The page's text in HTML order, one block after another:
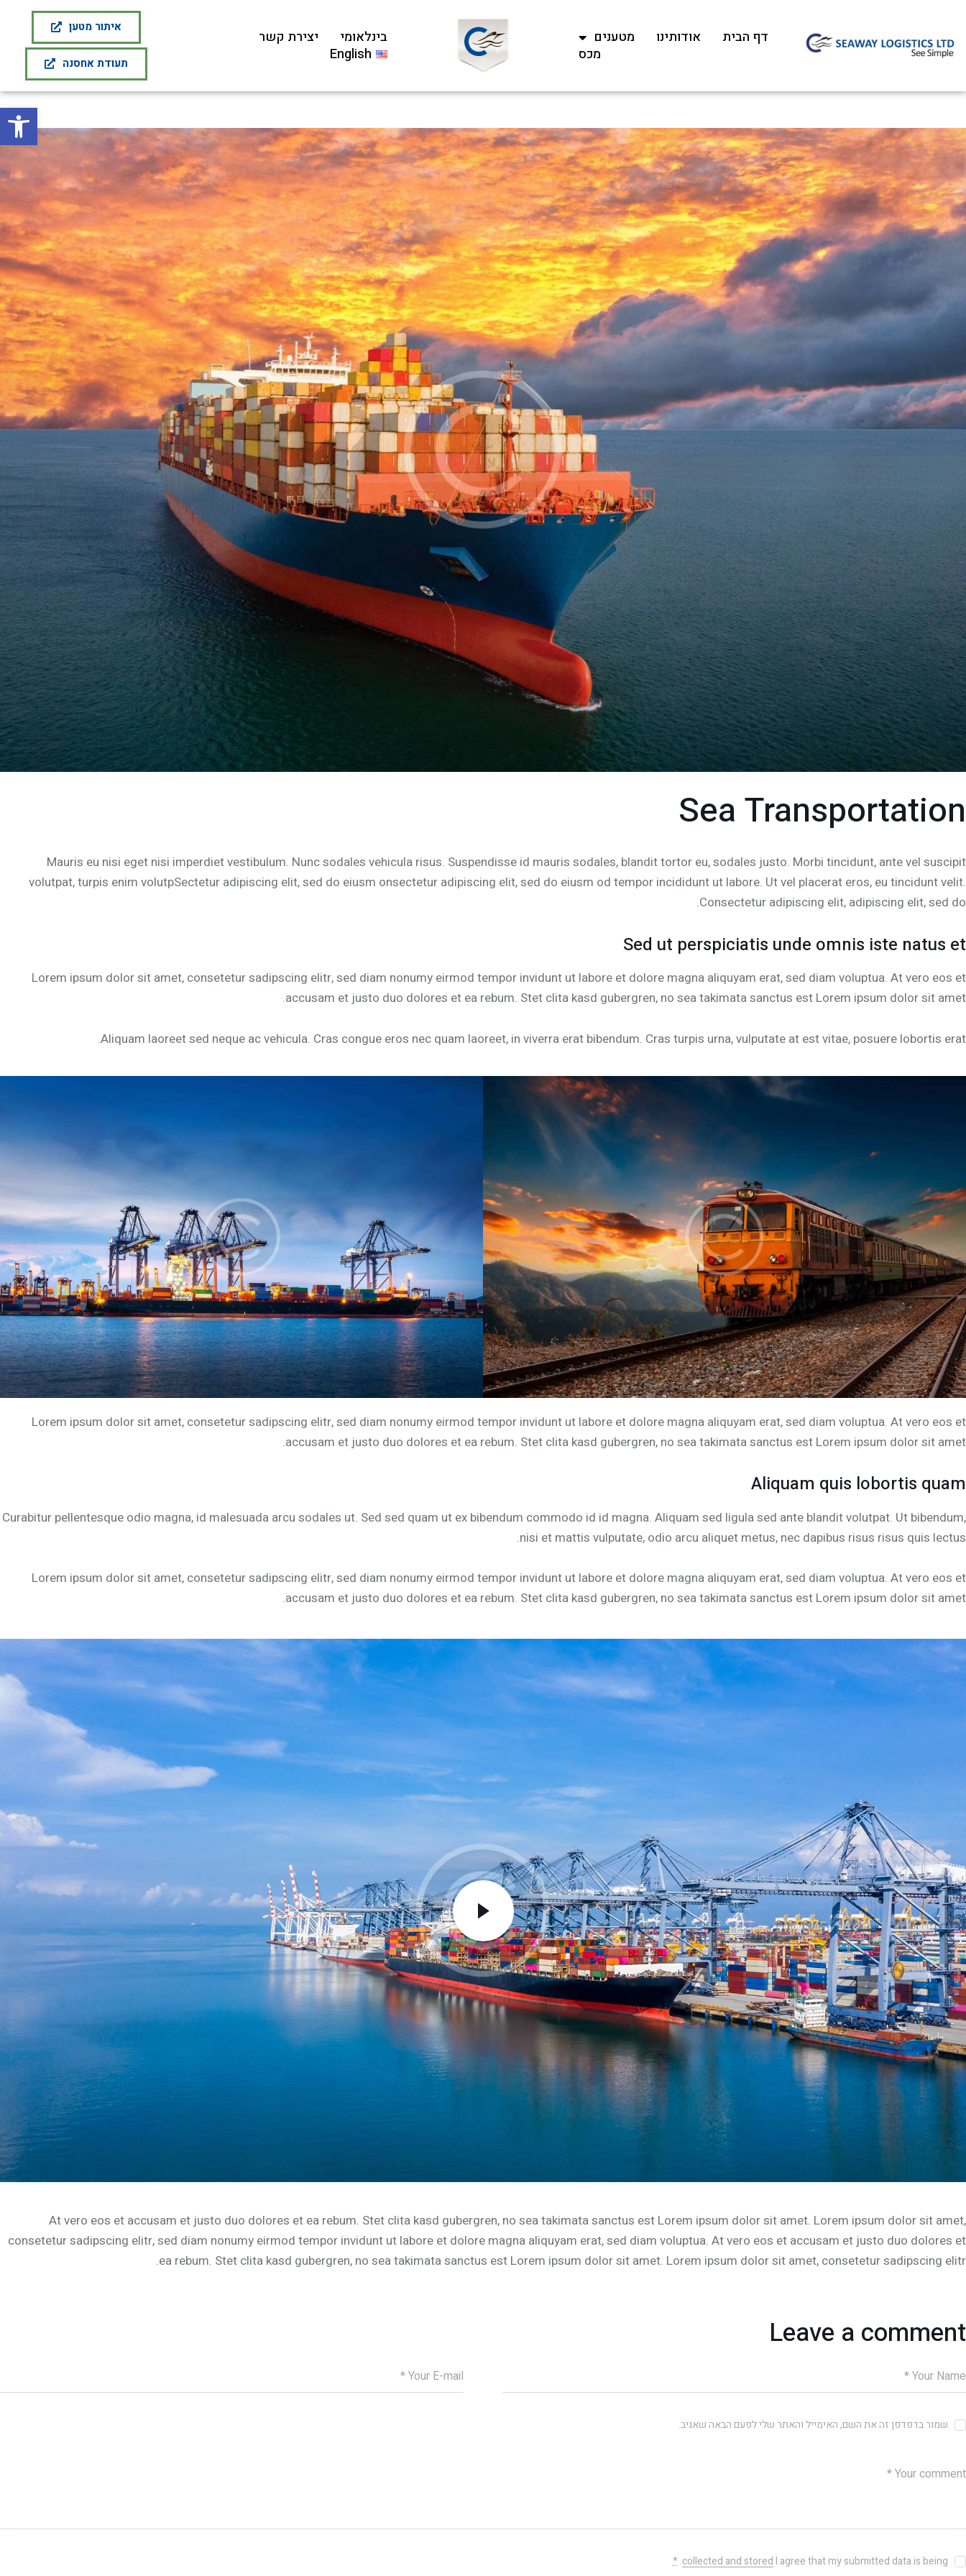
פתח סרגל נגישות
דף הבית אודותינו
מטענים
מכס
בינלאומי
יצירת קשר
English
איתור מטען
תעודת אחסנה
Sea Transportation
Mauris eu nisi eget nisi imperdiet vestibulum. Nunc sodales vehicula risus. Suspendisse id mauris sodales, blandit tortor eu, sodales justo. Morbi tincidunt, ante vel suscipit
volutpat, turpis enim volutpSectetur adipiscing elit, sed do eiusm onsectetur adipiscing elit, sed do eiusm od tempor incididunt ut labore. Ut vel placerat eros, eu tincidunt velit.
Consectetur adipiscing elit, adipiscing elit, sed do.
Sed ut perspiciatis unde omnis iste natus et
Lorem ipsum dolor sit amet, consetetur sadipscing elitr, sed diam nonumy eirmod tempor invidunt ut labore et dolore magna aliquyam erat, sed diam voluptua. At vero eos et
accusam et justo duo dolores et ea rebum. Stet clita kasd gubergren, no sea takimata sanctus est Lorem ipsum dolor sit amet.
Aliquam laoreet sed neque ac vehicula. Cras congue eros nec quam laoreet, in viverra erat bibendum. Cras turpis urna, vulputate at est vitae, posuere lobortis erat.
Lorem ipsum dolor sit amet, consetetur sadipscing elitr, sed diam nonumy eirmod tempor invidunt ut labore et dolore magna aliquyam erat, sed diam voluptua. At vero eos et
accusam et justo duo dolores et ea rebum. Stet clita kasd gubergren, no sea takimata sanctus est Lorem ipsum dolor sit amet.
Aliquam quis lobortis quam
Curabitur pellentesque odio magna, id malesuada arcu sodales ut. Sed sed quam ut ex bibendum commodo id id magna. Aliquam sed ligula sed ante blandit volutpat. Ut bibendum,
nisi et mattis vulputate, odio arcu aliquet metus, nec dapibus risus risus quis lectus.
Lorem ipsum dolor sit amet, consetetur sadipscing elitr, sed diam nonumy eirmod tempor invidunt ut labore et dolore magna aliquyam erat, sed diam voluptua. At vero eos et
accusam et justo duo dolores et ea rebum. Stet clita kasd gubergren, no sea takimata sanctus est Lorem ipsum dolor sit amet.
At vero eos et accusam et justo duo dolores et ea rebum. Stet clita kasd gubergren, no sea takimata sanctus est Lorem ipsum dolor sit amet. Lorem ipsum dolor sit amet,
consetetur sadipscing elitr, sed diam nonumy eirmod tempor invidunt ut labore et dolore magna aliquyam erat, sed diam voluptua. At vero eos et accusam et justo duo dolores et
ea rebum. Stet clita kasd gubergren, no sea takimata sanctus est Lorem ipsum dolor sit amet. Lorem ipsum dolor sit amet, consetetur sadipscing elitr.
Leave a comment
שמור בדפדפן זה את השם, האימייל והאתר שלי לפעם הבאה שאגיב.
I agree that my submitted data is being
collected and stored
.
*